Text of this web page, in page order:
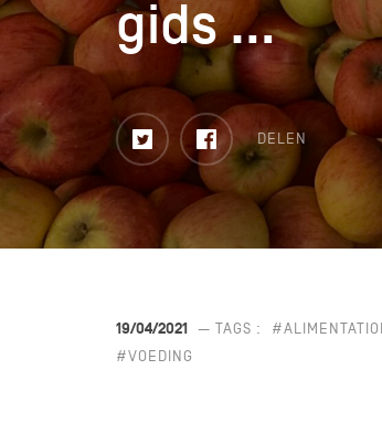
gids …
DELEN
Twitter Facebook
gids …
19/04/2021 — TAGS :
#VOEDING